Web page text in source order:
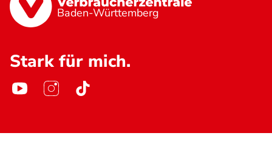
Baden-Württemberg
Stark für mich.